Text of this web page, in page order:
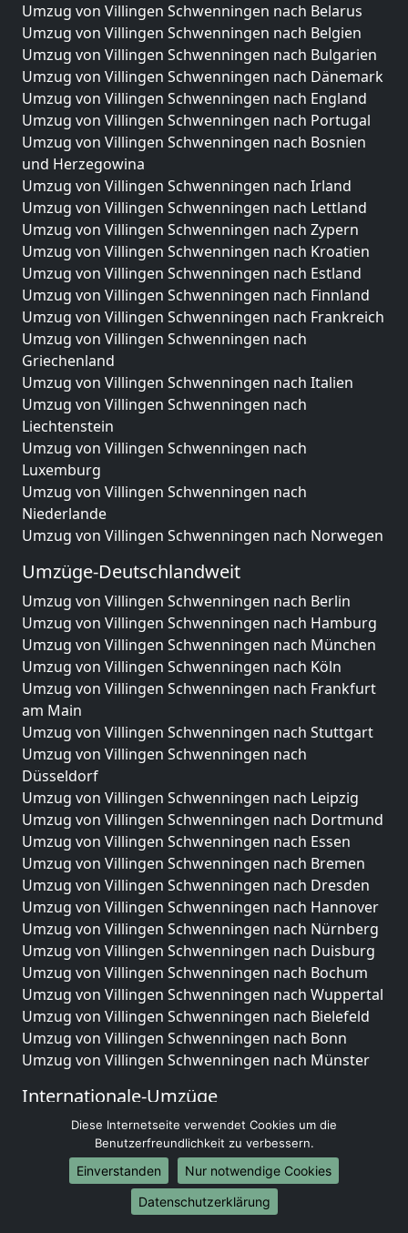
Umzug von Villingen Schwenningen nach Belarus
Umzug von Villingen Schwenningen nach Belgien
Umzug von Villingen Schwenningen nach Bulgarien
Umzug von Villingen Schwenningen nach Dänemark
Umzug von Villingen Schwenningen nach England
Umzug von Villingen Schwenningen nach Portugal
Umzug von Villingen Schwenningen nach Bosnien
und Herzegowina
Umzug von Villingen Schwenningen nach Irland
Umzug von Villingen Schwenningen nach Lettland
Umzug von Villingen Schwenningen nach Zypern
Umzug von Villingen Schwenningen nach Kroatien
Umzug von Villingen Schwenningen nach Estland
Umzug von Villingen Schwenningen nach Finnland
Umzug von Villingen Schwenningen nach Frankreich
Umzug von Villingen Schwenningen nach
Griechenland
Umzug von Villingen Schwenningen nach Italien
Umzug von Villingen Schwenningen nach
Liechtenstein
Umzug von Villingen Schwenningen nach
Luxemburg
Umzug von Villingen Schwenningen nach
Niederlande
Umzug von Villingen Schwenningen nach Norwegen
Umzüge-Deutschlandweit
Umzug von Villingen Schwenningen nach Berlin
Umzug von Villingen Schwenningen nach Hamburg
Umzug von Villingen Schwenningen nach München
Umzug von Villingen Schwenningen nach Köln
Umzug von Villingen Schwenningen nach Frankfurt
am Main
Umzug von Villingen Schwenningen nach Stuttgart
Umzug von Villingen Schwenningen nach
Düsseldorf
Umzug von Villingen Schwenningen nach Leipzig
Umzug von Villingen Schwenningen nach Dortmund
Umzug von Villingen Schwenningen nach Essen
Umzug von Villingen Schwenningen nach Bremen
Umzug von Villingen Schwenningen nach Dresden
Umzug von Villingen Schwenningen nach Hannover
Umzug von Villingen Schwenningen nach Nürnberg
Umzug von Villingen Schwenningen nach Duisburg
Umzug von Villingen Schwenningen nach Bochum
Umzug von Villingen Schwenningen nach Wuppertal
Umzug von Villingen Schwenningen nach Bielefeld
Umzug von Villingen Schwenningen nach Bonn
Umzug von Villingen Schwenningen nach Münster
Internationale-Umzüge
Umzug von Villingen Schwenningen nach Brasilien
Umzug von Villingen Schwenningen nach Brunei
Darussalam
Umzug von Villingen Schwenningen nach Burkina
Diese Internetseite verwendet Cookies um die
Benutzerfreundlichkeit zu verbessern.
Einverstanden
Nur notwendige Cookies
Datenschutzerklärung